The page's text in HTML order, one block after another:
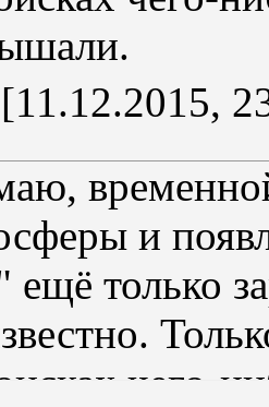
и
только
чего-